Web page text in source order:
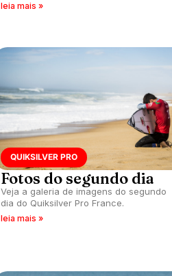
leia mais »
QUIKSILVER PRO
Fotos do segundo dia
Veja a galeria de imagens do segundo
dia do Quiksilver Pro France.
leia mais »